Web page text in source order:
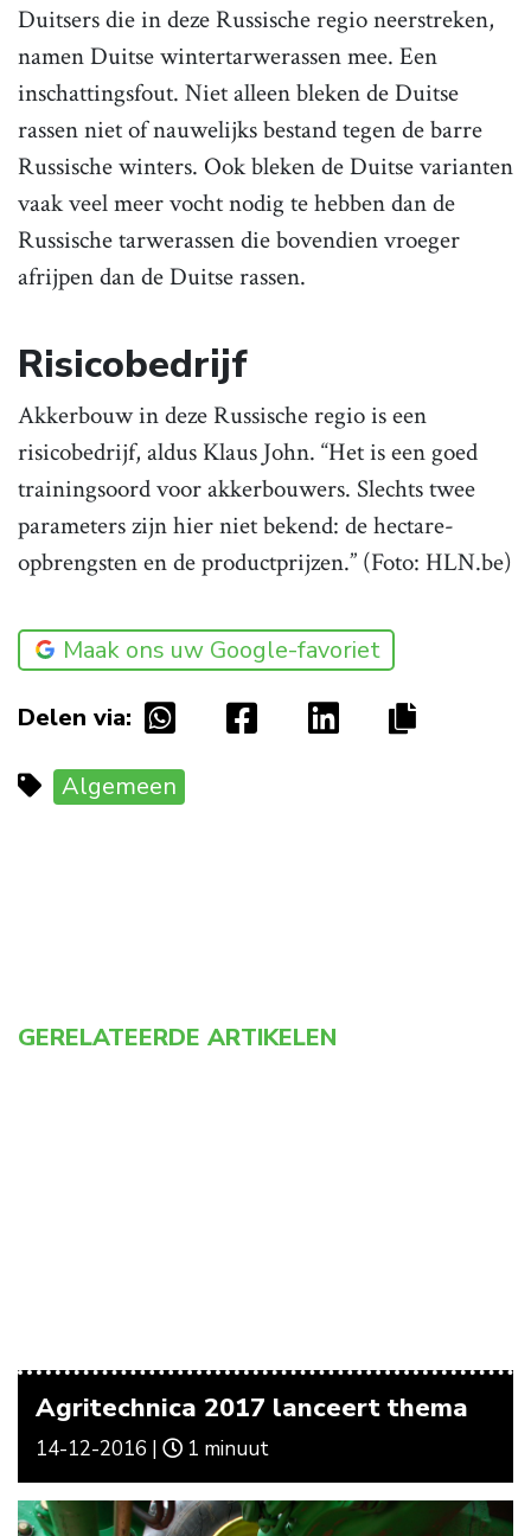
Duitsers die in deze Russische regio neerstreken,
namen Duitse wintertarwerassen mee. Een
inschattingsfout. Niet alleen bleken de Duitse
rassen niet of nauwelijks bestand tegen de barre
Russische winters. Ook bleken de Duitse varianten
vaak veel meer vocht nodig te hebben dan de
Russische tarwerassen die bovendien vroeger
afrijpen dan de Duitse rassen­.
Risicobedrijf
Akkerbouw in deze Russische regio is een
risicobedrijf, aldus Klaus John. “Het is een goed
trainingsoord voor akkerbouwers. Slechts twee
parameters zijn hier niet bekend: de hectare-
opbrengsten en de productprijzen.” (Foto: HLN.be)
Maak ons uw Google-favoriet
Delen via:
Algemeen
GERELATEERDE ARTIKELEN
Agritechnica 2017 lanceert thema
14-12-2016 | 1 minuut